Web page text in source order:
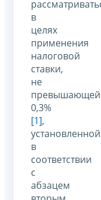
в
целях
применения
налоговой
ставки,
не
превышающей
0,3%
[1],
установленной
в
соответствии
с
абзацем